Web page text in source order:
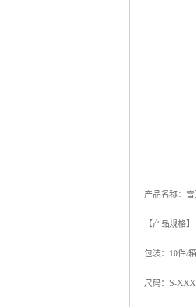
产品名称：
【产品规格】
包装：10件/箱
尺码：S-